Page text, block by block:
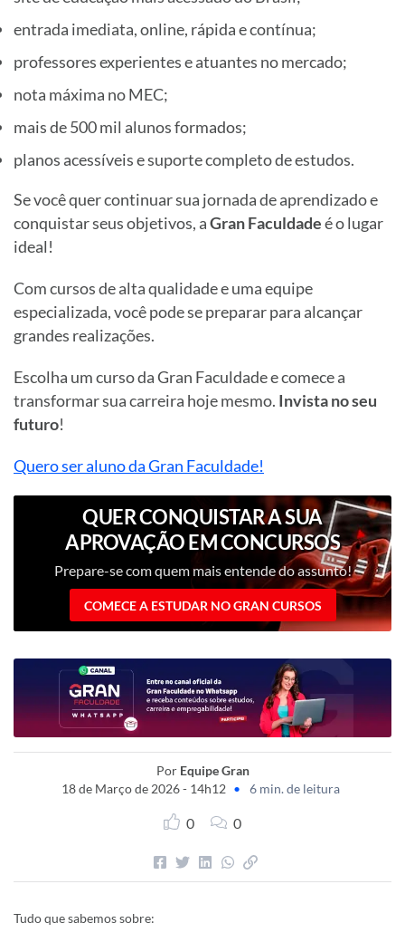
entrada imediata, online, rápida e contínua;
professores experientes e atuantes no mercado;
nota máxima no MEC;
mais de 500 mil alunos formados;
planos acessíveis e suporte completo de estudos.
Se você quer continuar sua jornada de aprendizado e
conquistar seus objetivos, aGran Faculdadeé o lugar
ideal!
Com cursos de alta qualidade e uma equipe
especializada, você pode se preparar para alcançar
grandes realizações.
Escolha um curso da Gran Faculdade e comece a
transformar sua carreira hoje mesmo. Invista no seu
futuro!
Quero ser aluno da Gran Faculdade!
QUER CONQUISTAR A SUA
APROVAÇÃO EM CONCURSOS
PÚBLICOS?
Prepare-se com quem mais entende do assunto!
COMECE A ESTUDAR NO GRAN CURSOS
Por Equipe Gran
18 de Março de 2026 - 14h12 • 6 min. de leitura
0 0
Tudo que sabemos sobre: